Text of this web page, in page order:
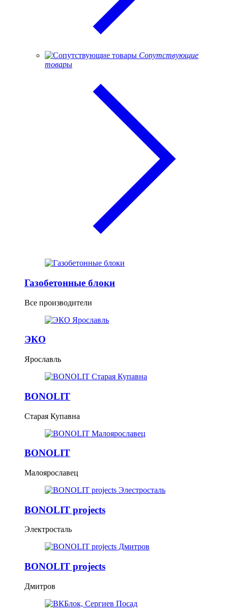
Сопутствующие
товары
Газобетонные блоки
Все производители
ЭКО
Ярославль
BONOLIT
Старая Купавна
BONOLIT
Малоярославец
BONOLIT projects
Электросталь
BONOLIT projects
Дмитров